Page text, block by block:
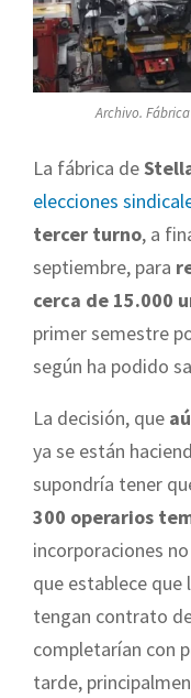
Archivo.
La fábrica de
elecciones
tercer turno, a
septiembre, para
cerca de 15.000
primer semestre
según ha podido
La decisión, que
ya se están
supondría tener
300 operarios
incorporaciones
que establece
tengan contrato
completarían con
tarde,